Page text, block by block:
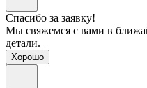
Спасибо за заявку!
Мы свяжемся с вами в
детали.
Хорошо